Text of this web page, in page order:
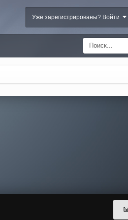
Уже зарегистрированы? Войти